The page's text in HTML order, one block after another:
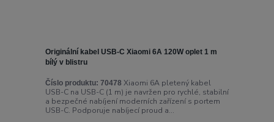
Originální kabel USB-C Xiaomi 6A 120W oplet 1 m
bílý v blistru
Číslo produktu: 70478 Xiaomi 6A pletený kabel
USB-C na USB-C (1 m) je navržen pro rychlé, stabilní
a bezpečné nabíjení moderních zařízení s portem
USB-C. Podporuje nabíjecí proud a...